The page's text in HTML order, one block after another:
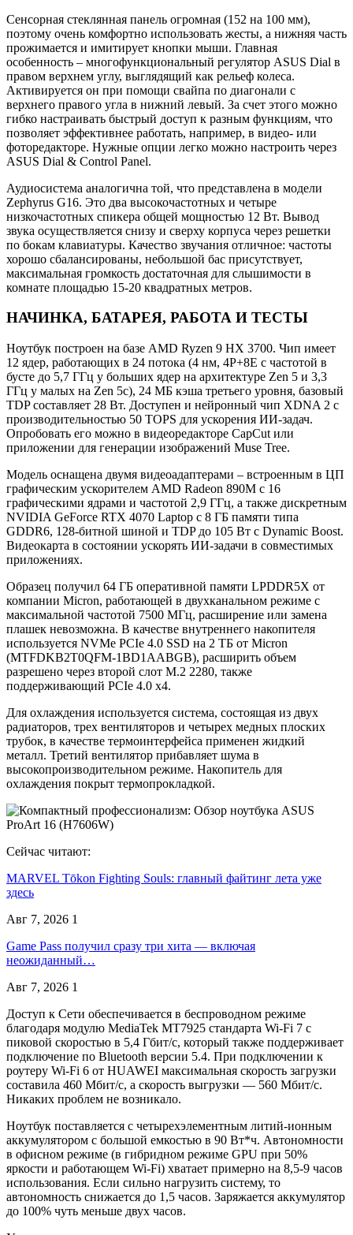
Сенсорная стеклянная панель огромная (152 на 100 мм),
поэтому очень комфортно использовать жесты, а нижняя часть
прожимается и имитирует кнопки мыши. Главная
особенность – многофункциональный регулятор ASUS Dial в
правом верхнем углу, выглядящий как рельеф колеса.
Активируется он при помощи свайпа по диагонали с
верхнего правого угла в нижний левый. За счет этого можно
гибко настраивать быстрый доступ к разным функциям, что
позволяет эффективнее работать, например, в видео- или
фоторедакторе. Нужные опции легко можно настроить через
ASUS Dial & Control Panel.
Аудиосистема аналогична той, что представлена в модели
Zephyrus G16. Это два высокочастотных и четыре
низкочастотных спикера общей мощностью 12 Вт. Вывод
звука осуществляется снизу и сверху корпуса через решетки
по бокам клавиатуры. Качество звучания отличное: частоты
хорошо сбалансированы, небольшой бас присутствует,
максимальная громкость достаточная для слышимости в
комнате площадью 15-20 квадратных метров.
НАЧИНКА, БАТАРЕЯ, РАБОТА И ТЕСТЫ
Ноутбук построен на базе AMD Ryzen 9 HX 3700. Чип имеет
12 ядер, работающих в 24 потока (4 нм, 4P+8E с частотой в
бусте до 5,7 ГГц у больших ядер на архитектуре Zen 5 и 3,3
ГГц у малых на Zen 5c), 24 МБ кэша третьего уровня, базовый
TDP составляет 28 Вт. Доступен и нейронный чип XDNA 2 с
производительностью 50 TOPS для ускорения ИИ-задач.
Опробовать его можно в видеоредакторе CapCut или
приложении для генерации изображений Muse Tree.
Модель оснащена двумя видеоадаптерами – встроенным в ЦП
графическим ускорителем AMD Radeon 890M с 16
графическими ядрами и частотой 2,9 ГГц, а также дискретным
NVIDIA GeForce RTX 4070 Laptop с 8 ГБ памяти типа
GDDR6, 128-битной шиной и TDP до 105 Вт с Dynamic Boost.
Видеокарта в состоянии ускорять ИИ-задачи в совместимых
приложениях.
Образец получил 64 ГБ оперативной памяти LPDDR5X от
компании Micron, работающей в двухканальном режиме с
максимальной частотой 7500 МГц, расширение или замена
плашек невозможна. В качестве внутреннего накопителя
используется NVMe PCIe 4.0 SSD на 2 ТБ от Micron
(MTFDKB2T0QFM-1BD1AABGB), расширить объем
разрешено через второй слот M.2 2280, также
поддерживающий PCIe 4.0 x4.
Для охлаждения используется система, состоящая из двух
радиаторов, трех вентиляторов и четырех медных плоских
трубок, в качестве термоинтерфейса применен жидкий
металл. Третий вентилятор прибавляет шума в
высокопроизводительном режиме. Накопитель для
охлаждения покрыт термопрокладкой.
Сейчас читают:
MARVEL Tōkon Fighting Souls: главный файтинг лета уже
здесь
Авг 7, 2026 1
Game Pass получил сразу три хита — включая
неожиданный…
Авг 7, 2026 1
Доступ к Сети обеспечивается в беспроводном режиме
благодаря модулю MediaTek MT7925 стандарта Wi-Fi 7 с
пиковой скоростью в 5,4 Гбит/с, который также поддерживает
подключение по Bluetooth версии 5.4. При подключении к
роутеру Wi-Fi 6 от HUAWEI максимальная скорость загрузки
составила 460 Мбит/с, а скорость выгрузки — 560 Мбит/с.
Никаких проблем не возникало.
Ноутбук поставляется с четырехэлементным литий-ионным
аккумулятором с большой емкостью в 90 Вт*ч. Автономности
в офисном режиме (в гибридном режиме GPU при 50%
яркости и работающем Wi-Fi) хватает примерно на 8,5-9 часов
использования. Если сильно нагрузить систему, то
автономность снижается до 1,5 часов. Заряжается аккумулятор
до 100% чуть меньше двух часов.